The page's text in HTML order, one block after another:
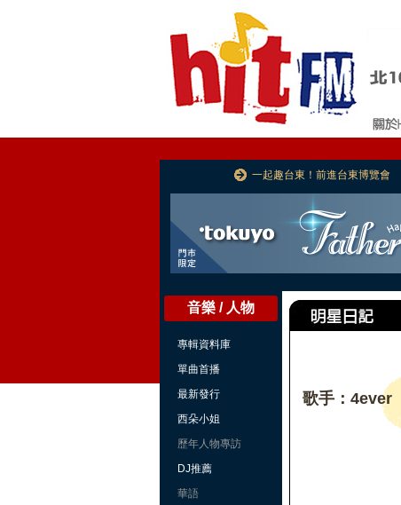
一起趣台東！前進台東博覽會
音樂 / 人物
專輯資料庫
單曲首播
最新發行
西朵小姐
歷年人物專訪
DJ推薦
華語
歌手：4ever